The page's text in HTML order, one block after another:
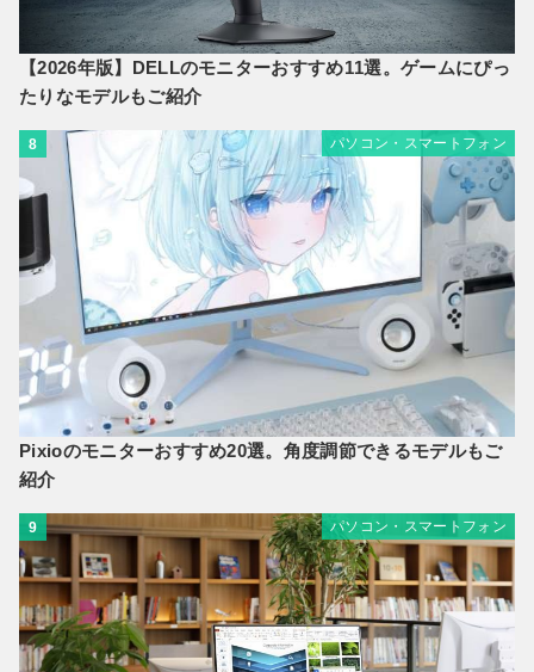
【2026年版】DELLのモニターおすすめ11選。ゲームにぴっ
たりなモデルもご紹介
8 パソコン・スマートフォン
Pixioのモニターおすすめ20選。角度調節できるモデルもご
紹介
9 パソコン・スマートフォン